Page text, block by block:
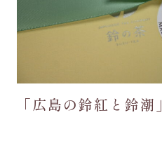
「広島の鈴紅と鈴潮」